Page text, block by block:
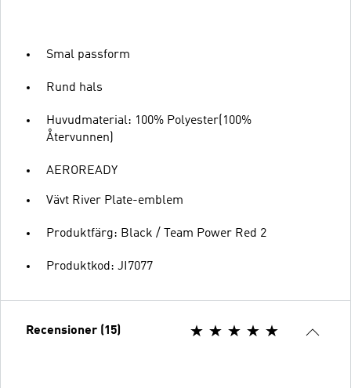
Smal passform
Rund hals
Huvudmaterial: 100% Polyester(100%
Återvunnen)
AEROREADY
Vävt River Plate-emblem
Produktfärg: Black / Team Power Red 2
Produktkod: JI7077
Recensioner (15)